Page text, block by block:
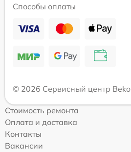
Способы оплаты
© 2026 Сервисный центр Beko
Стоимость ремонта
Оплата и доставка
Контакты
Вакансии